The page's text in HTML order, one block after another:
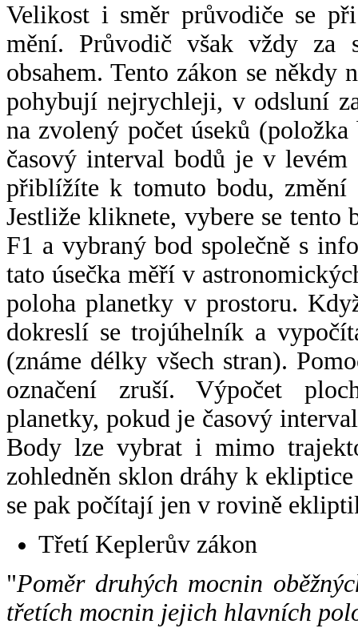
Velikost i směr průvodiče se
mění. Průvodič však vždy za
obsahem. Tento zákon se někdy
pohybují nejrychleji, v odsluní
na zvolený počet úseků
časový interval bodů je v
přiblížíte k tomuto bodu,
Jestliže kliknete, vybere se tento
F1 a vybraný bod společně s
tato úsečka měří v
poloha planetky v prostoru.
dokreslí se trojúhelník a
(známe délky všech stran).
označení zruší. Výpočet
planetky, pokud je časový
Body lze vybrat i mimo
zohledněn sklon dráhy k
se pak počítají jen v rovině
Třetí Keplerův zákon
"Poměr druhých mocnin
třetích mocnin jejich hlavních